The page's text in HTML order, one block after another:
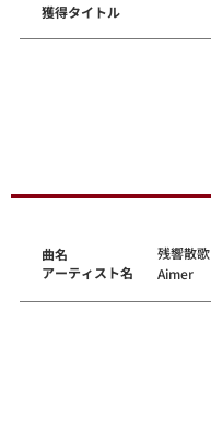
獲得タイトル
曲名
アーティスト名
残響散歌
Aimer